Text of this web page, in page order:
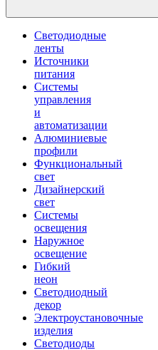
Светодиодные
ленты
Источники
питания
Системы
управления
и
автоматизации
Алюминиевые
профили
Функциональный
свет
Дизайнерский
свет
Системы
освещения
Наружное
освещение
Гибкий
неон
Светодиодный
декор
Электроустановочные
изделия
Светодиоды